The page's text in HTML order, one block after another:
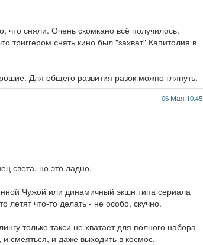
что сняли. Очень скомкано всё получилось.
триггером снять кино был "захват" Капитолия в
Для общего развития разок можно глянуть.
06 Мая 10:45
света, но это ладно.
Чужой или динамичный экшн типа сериала
летят что-то делать - не особо, скучно.
только такси не хватает для полного набора
смеяться, и даже выходить в космос.